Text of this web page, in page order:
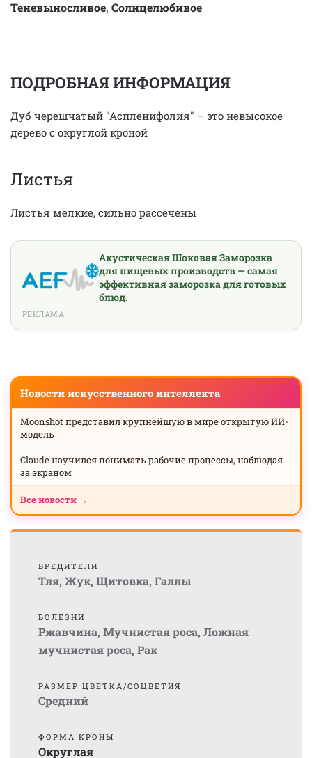
Теневыносливое, Солнцелюбивое
ПОДРОБНАЯ ИНФОРМАЦИЯ
Дуб черешчатый "Аспленифолия" – это невысокое
дерево с округлой кроной
Листья
Листья мелкие, сильно рассечены
Акустическая Шоковая Заморозка
для пищевых производств — самая
эффективная заморозка для готовых
блюд.
РЕКЛАМА
Новости искусственного интеллекта
Moonshot представил крупнейшую в мире открытую ИИ-
модель
Claude научился понимать рабочие процессы, наблюдая
за экраном
Все новости →
ВРЕДИТЕЛИ
Тля, Жук, Щитовка, Галлы
БОЛЕЗНИ
Ржавчина, Мучнистая роса, Ложная
мучнистая роса, Рак
РАЗМЕР ЦВЕТКА/СОЦВЕТИЯ
Средний
ФОРМА КРОНЫ
Округлая